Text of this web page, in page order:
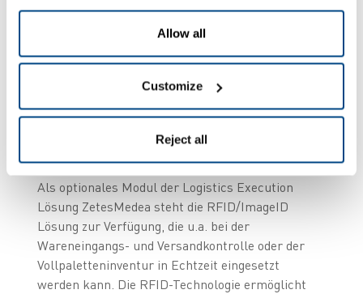
Allow all
Customize
Reject all
Pick-by-Vision, Scanning, ImageID, RFID oder
auch AMR (Autonome Mobile Robots) zum
ZetesMedea ImageID:
Automatisierte, fehlerfreie
Versandkontrolle in Echtzeit
Als optionales Modul der Logistics Execution
Lösung ZetesMedea steht die RFID/ImageID
Lösung zur Verfügung, die u.a. bei der
Wareneingangs- und Versandkontrolle oder der
Vollpaletteninventur in Echtzeit eingesetzt
werden kann. Die RFID-Technologie ermöglicht